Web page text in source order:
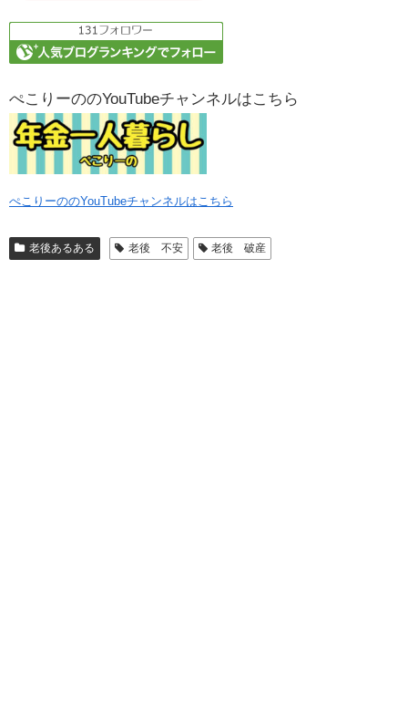
ぺこりーののYouTubeチャンネルはこちら
ぺこりーののYouTubeチャンネルはこちら
老後あるある 老後 不安 老後 破産